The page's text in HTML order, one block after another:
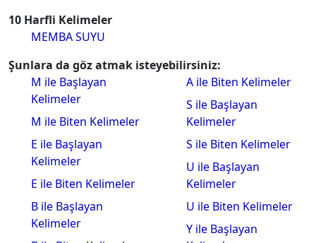
10 Harfli Kelimeler
MEMBA SUYU
Şunlara da göz atmak isteyebilirsiniz:
M ile Başlayan
Kelimeler
M ile Biten Kelimeler
E ile Başlayan
Kelimeler
E ile Biten Kelimeler
B ile Başlayan
Kelimeler
A ile Biten Kelimeler
S ile Başlayan
Kelimeler
S ile Biten Kelimeler
U ile Başlayan
Kelimeler
U ile Biten Kelimeler
Y ile Başlayan